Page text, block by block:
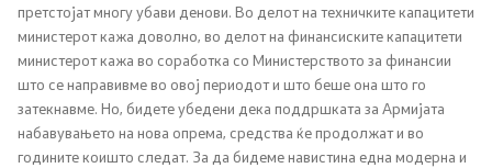
Регулатива
Отворени податоци
Контакт
претстојат многу убави денови. Во делот на техничките капацитети
министерот кажа доволно, во делот на финансиските капацитети
министерот кажа во соработка со Министерството за финансии
што се направивме во овој периодот и што беше она што го
затекнавме. Но, бидете убедени дека поддршката за Армијата
набавувањето на нова опрема, средства ќе продолжат и во
годините коишто следат. За да бидеме навистина една модерна и